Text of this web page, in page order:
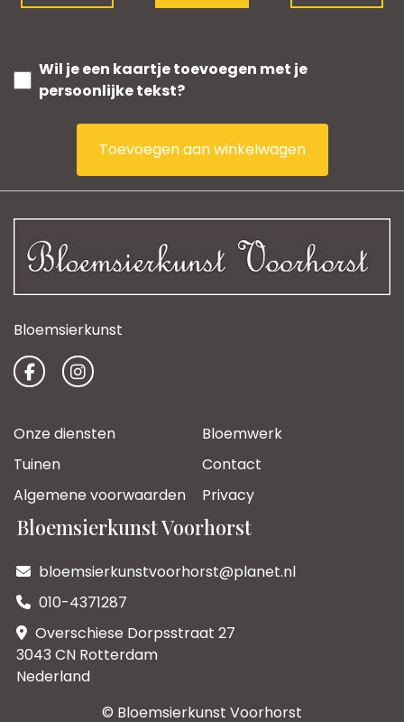
Wil je een kaartje toevoegen met je
persoonlijke tekst?
Toevoegen aan winkelwagen
Bloemsierkunst
Onze diensten
Bloemwerk
Tuinen
Contact
Algemene voorwaarden
Privacy
Bloemsierkunst Voorhorst
bloemsierkunstvoorhorst@planet.nl
010-4371287
Overschiese Dorpsstraat 27
3043 CN Rotterdam
Nederland
© Bloemsierkunst Voorhorst